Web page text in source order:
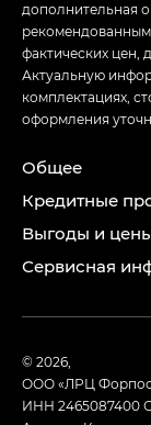
дополнительная
фактических цен,
Актуальную
комплектациях,
оформления
Общее
Кредитные
Выгоды и
Сервисная
© 2026,
ООО «ЛРЦ
ИНН 2465087400